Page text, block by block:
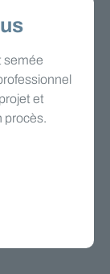
semée
et
procès.